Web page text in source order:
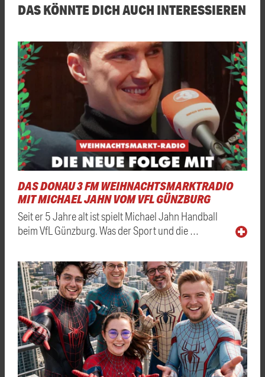
DAS KÖNNTE DICH AUCH INTERESSIEREN
DAS DONAU 3 FM WEIHNACHTSMARKTRADIO
MIT MICHAEL JAHN VOM VFL GÜNZBURG
Seit er 5 Jahre alt ist spielt Michael Jahn Handball
beim VfL Günzburg. Was der Sport und die …